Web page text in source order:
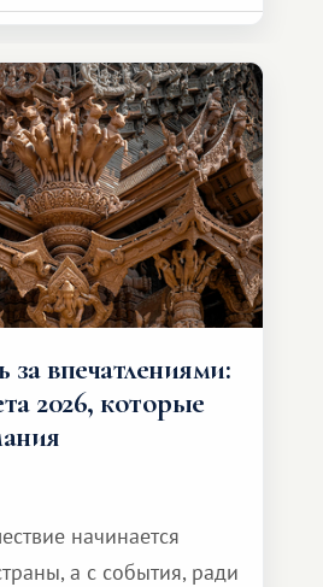
системы
Среди них есть
который
совершенно иной
за впечатлениями:
2026, которые
начинается
а с события, ради